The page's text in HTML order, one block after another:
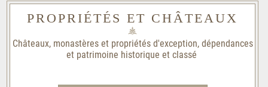
PROPRIÉTÉS ET CHÂTEAUX
Châteaux, monastères et propriétés d'exception, dépendances
et patrimoine historique et classé